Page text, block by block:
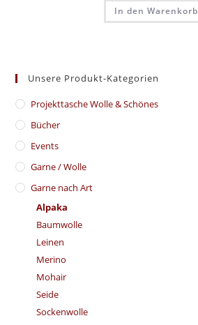
In den Warenkorb
Unsere Produkt-Kategorien
​Projekttasche Wolle & Schönes
Bücher
Events
Garne / Wolle
Garne nach Art
Alpaka
Baumwolle
Leinen
Merino
Mohair
Seide
Sockenwolle